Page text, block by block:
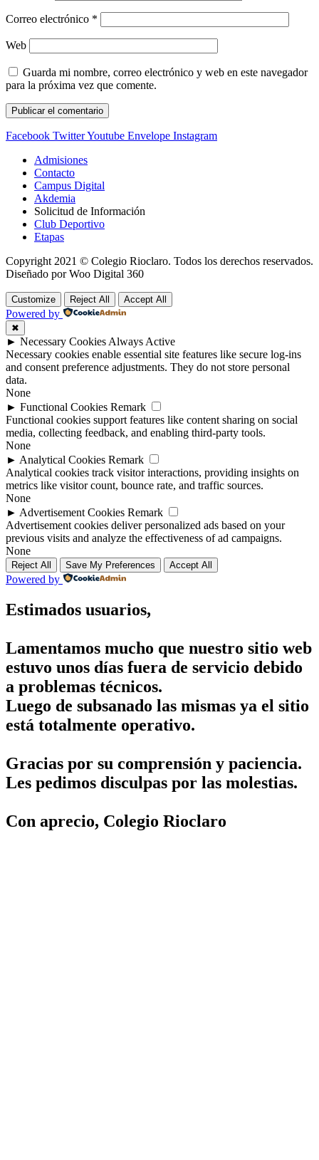
Correo electrónico *
Web
Guarda mi nombre, correo electrónico y web en este navegador
para la próxima vez que comente.
Facebook TwitterYoutube Envelope Instagram
Admisiones
Contacto
Campus Digital
Akdemia
Solicitud de Información
Club Deportivo
Etapas
Copyright 2021 © Colegio Rioclaro. Todos los derechos reservados.
Diseñado por Woo Digital 360
Customize Reject All Accept All
Powered by
✖
► Necessary Cookies Always Active
Necessary cookies enable essential site features like secure log-ins
and consent preference adjustments. They do not store personal
data.
None
► Functional Cookies Remark
Functional cookies support features like content sharing on social
media, collecting feedback, and enabling third-party tools.
None
► Analytical Cookies Remark
Analytical cookies track visitor interactions, providing insights on
metrics like visitor count, bounce rate, and traffic sources.
None
► Advertisement Cookies Remark
Advertisement cookies deliver personalized ads based on your
previous visits and analyze the effectiveness of ad campaigns.
None
Reject All Save My Preferences Accept All
Powered by
Estimados usuarios,
Lamentamos mucho que nuestro sitio web
estuvo unos días fuera de servicio debido
a problemas técnicos.
Luego de subsanado las mismas ya el sitio
está totalmente operativo.
Gracias por su comprensión y paciencia.
Les pedimos disculpas por las molestias.
Con aprecio, Colegio Rioclaro